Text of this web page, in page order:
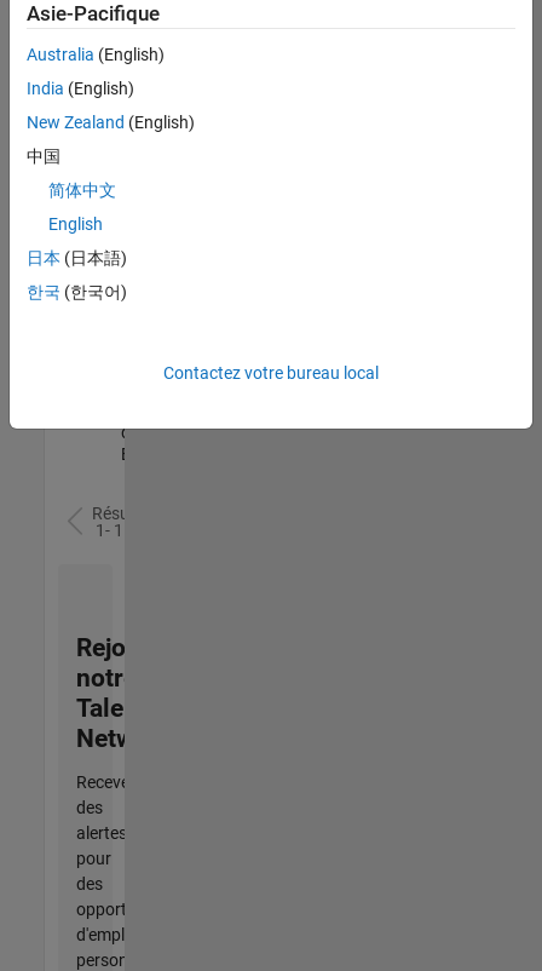
lieu
pour
l’ensemble
des
opportunités
votre
région.
Senior Software Quality Engineer
Senior
Engineer
qualité |
Expérimenté(e)
Résultats
1- 1 de
Rejoignez
notre
Talent
Network
Recevez
des
alertes
pour
des
opportunités
d'emploi
personnalisées,
Asie-Pacifique
Australia (English)
India (English)
New Zealand (English)
中国
简体中文
English
日本 (日本語)
한국 (한국어)
Contactez votre bureau local